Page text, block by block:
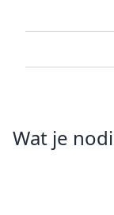
Wat je